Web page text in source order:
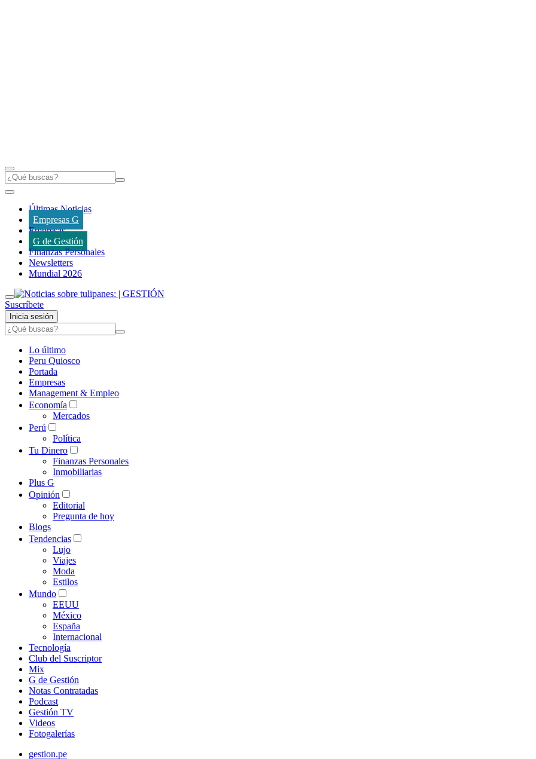
Últimas Noticias
Empresas G
Empresas
G de Gestión
Finanzas Personales
Newsletters
Mundial 2026
Suscríbete
Inicia sesión
Lo último
Peru Quiosco
Portada
Empresas
Management & Empleo
Economía
Mercados
Perú
Política
Tu Dinero
Finanzas Personales
Inmobiliarias
Plus G
Opinión
Editorial
Pregunta de hoy
Blogs
Tendencias
Lujo
Viajes
Moda
Estilos
Mundo
EEUU
México
España
Internacional
Tecnología
Club del Suscriptor
Mix
G de Gestión
Notas Contratadas
Podcast
Gestión TV
Videos
Fotogalerías
gestion.pe